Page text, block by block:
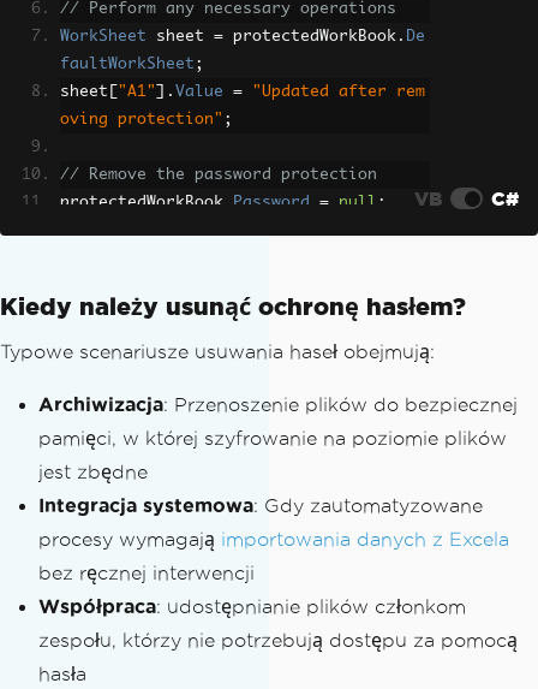
// Perform any necessary operations
WorkSheet sheet = protectedWorkBook . De
faultWorkSheet ;
sheet
"A1" ]. Value =
"Updated after rem
oving protection" ;
// Remove the password protection
protectedWorkBook
Password = null ;
protectedWorkBook.SaveAs("unprotected_
report.xlsx"
Console WriteLine
"Password protection
VB C#
Kiedy należy usunąć ochronę hasłem?
Typowe scenariusze usuwania haseł obejmują:
Archiwizacja: Przenoszenie plików do bezpiecznej
pamięci, w której szyfrowanie na poziomie plików
jest zbędne
Integracja systemowa: Gdy zautomatyzowane
procesy wymagają importowania danych z Excela
bez ręcznej interwencji
Współpraca: udostępnianie plików członkom
zespołu, którzy nie potrzebują dostępu za pomocą
hasła